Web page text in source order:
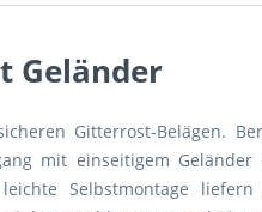
Geländer
Gitterrost-Belägen.
mit einseitigem
Selbstmontage